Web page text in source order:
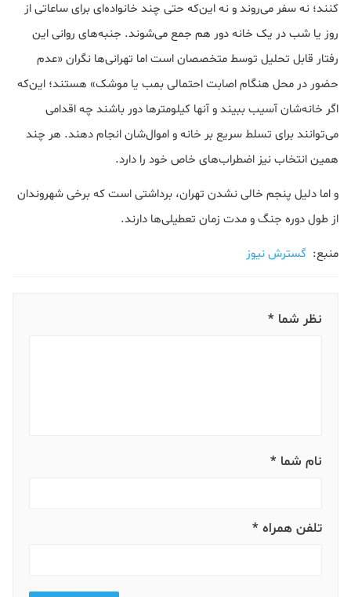
کنند؛ نه سفر می‌روند و نه این‌که حتی چند خانواده‌ای برای ساعاتی از
روز یا شب در یک خانه دور هم جمع می‌شوند. جنبه‌های روانی این
رفتار قابل تحلیل توسط متخصصان است اما تهرانی‌ها نگران «عدم
حضور در محل هنگام اصابت احتمالی بمب یا موشک» هستند؛ این‌که
اگر خانه‌شان آسیب ببیند و آنها کیلومترها دور باشند چه اقدامی
می‌توانند برای تسلط سریع بر خانه و اموال‌شان انجام دهند. هر چند
همین انتخاب نیز اضطراب‌های خاص خود را دارد.
و اما دلیل پنجم خالی نشدن تهران، برداشتی است که برخی شهروندان
از طول دوره جنگ و مدت زمان تعطیلی‌ها دارند.
منبع: گسترش نیوز
نظر شما *
نام شما *
تلفن همراه *